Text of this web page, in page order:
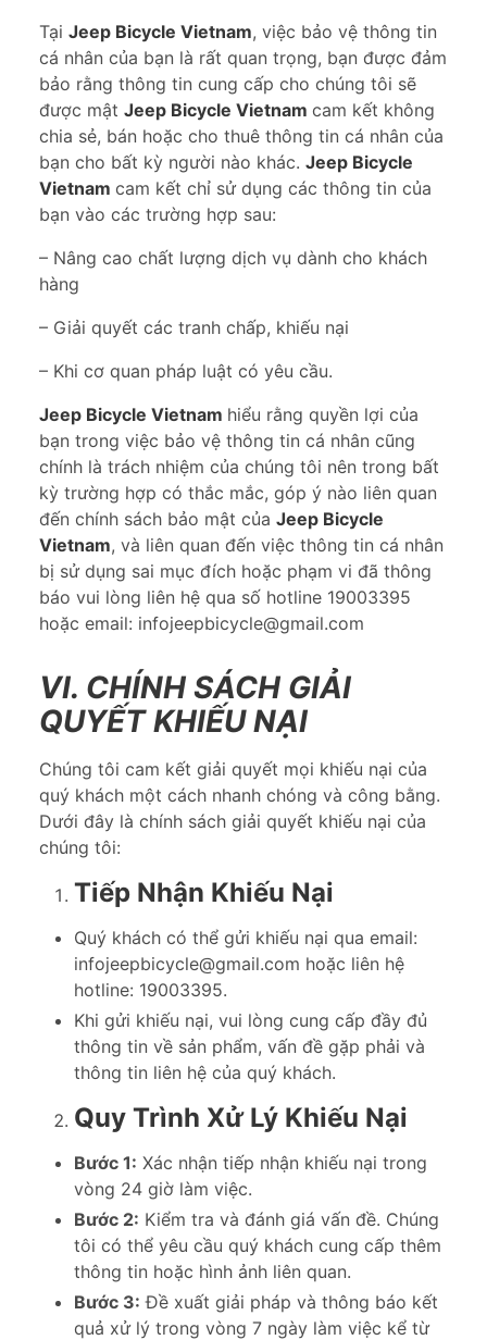
Tại Jeep Bicycle Vietnam, việc bảo vệ thông tin
cá nhân của bạn là rất quan trọng, bạn được đảm
bảo rằng thông tin cung cấp cho chúng tôi sẽ
được mật Jeep Bicycle Vietnam cam kết không
chia sẻ, bán hoặc cho thuê thông tin cá nhân của
bạn cho bất kỳ người nào khác. Jeep Bicycle
Vietnam cam kết chỉ sử dụng các thông tin của
bạn vào các trường hợp sau:
– Nâng cao chất lượng dịch vụ dành cho khách
hàng
– Giải quyết các tranh chấp, khiếu nại
– Khi cơ quan pháp luật có yêu cầu.
Jeep Bicycle Vietnam hiểu rằng quyền lợi của
bạn trong việc bảo vệ thông tin cá nhân cũng
chính là trách nhiệm của chúng tôi nên trong bất
kỳ trường hợp có thắc mắc, góp ý nào liên quan
đến chính sách bảo mật của Jeep Bicycle
Vietnam, và liên quan đến việc thông tin cá nhân
bị sử dụng sai mục đích hoặc phạm vi đã thông
báo vui lòng liên hệ qua số hotline 19003395
hoặc email: infojeepbicycle@gmail.com
VI. CHÍNH SÁCH GIẢI
QUYẾT KHIẾU NẠI
Chúng tôi cam kết giải quyết mọi khiếu nại của
quý khách một cách nhanh chóng và công bằng.
Dưới đây là chính sách giải quyết khiếu nại của
chúng tôi:
Tiếp Nhận Khiếu Nại
Quý khách có thể gửi khiếu nại qua email:
infojeepbicycle@gmail.com hoặc liên hệ
hotline: 19003395.
Khi gửi khiếu nại, vui lòng cung cấp đầy đủ
thông tin về sản phẩm, vấn đề gặp phải và
thông tin liên hệ của quý khách.
Quy Trình Xử Lý Khiếu Nại
Bước 1: Xác nhận tiếp nhận khiếu nại trong
vòng 24 giờ làm việc.
Bước 2: Kiểm tra và đánh giá vấn đề. Chúng
tôi có thể yêu cầu quý khách cung cấp thêm
thông tin hoặc hình ảnh liên quan.
Bước 3: Đề xuất giải pháp và thông báo kết
quả xử lý trong vòng 7 ngày làm việc kể từ